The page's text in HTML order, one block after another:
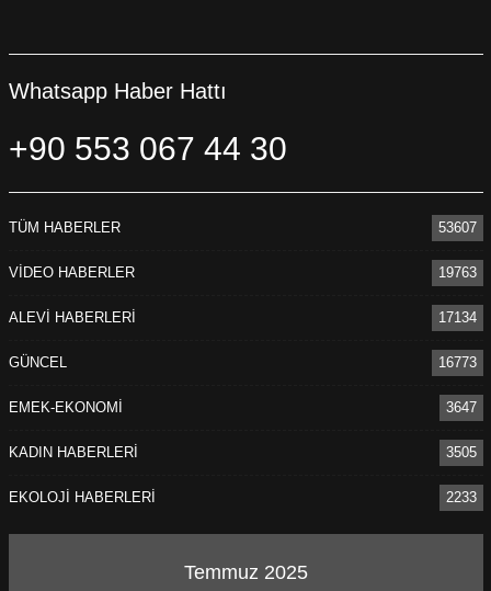
Whatsapp Haber Hattı
+90 553 067 44 30
TÜM HABERLER 53607
VİDEO HABERLER 19763
ALEVİ HABERLERİ 17134
GÜNCEL 16773
EMEK-EKONOMİ 3647
KADIN HABERLERİ 3505
EKOLOJİ HABERLERİ 2233
Temmuz 2025